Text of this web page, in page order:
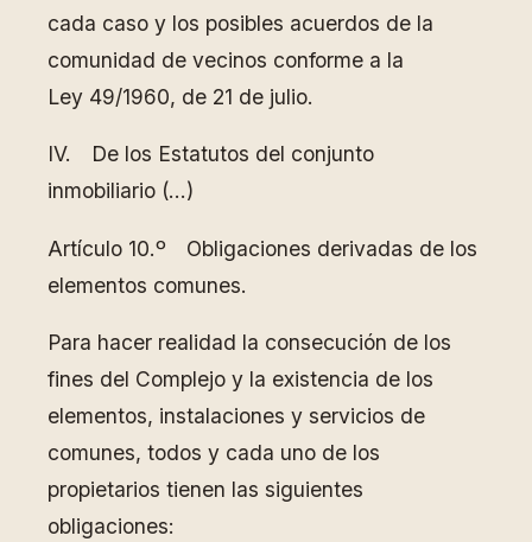
cada caso y los posibles acuerdos de la
comunidad de vecinos conforme a la
Ley 49/1960, de 21 de julio.
IV. De los Estatutos del conjunto
inmobiliario (…)
Artículo 10.º Obligaciones derivadas de los
elementos comunes.
Para hacer realidad la consecución de los
fines del Complejo y la existencia de los
elementos, instalaciones y servicios de
comunes, todos y cada uno de los
propietarios tienen las siguientes
obligaciones: